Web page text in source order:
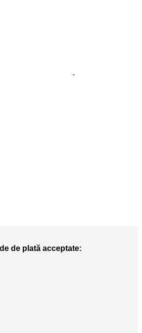
de plată acceptate: